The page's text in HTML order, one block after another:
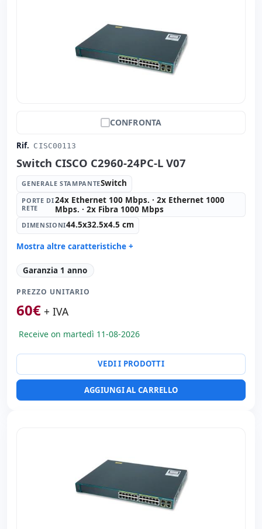
CONFRONTA
Rif. CISC00113
Switch CISCO C2960-24PC-L V07
GENERALE STAMPANTESwitch
PORTE DI
RETE
24x Ethernet 100 Mbps. · 2x Ethernet 1000
Mbps. · 2x Fibra 1000 Mbps
DIMENSIONI44.5x32.5x4.5 cm
Mostra altre caratteristiche +
Generale stampante:
Porte di rete: 24x Ethernet 100 Mbps. · 2x Ethernet
1000 Mbps. · 2x Fibra 1000 Mbps.
Dimensioni:
Peso:
4.50 Kg.
Garanzia 1 anno
PREZZO UNITARIO
60€ + IVA
Receive on martedì 11-08-2026
VEDI I PRODOTTI
AGGIUNGI AL CARRELLO